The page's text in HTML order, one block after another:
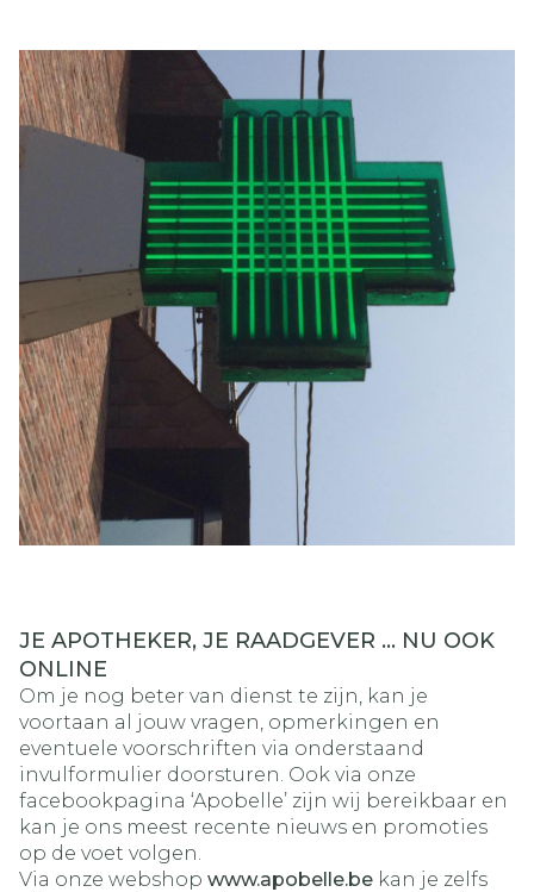
JE APOTHEKER, JE RAADGEVER … NU OOK
ONLINE
Om je nog beter van dienst te zijn, kan je
voortaan al jouw vragen, opmerkingen en
eventuele voorschriften via onderstaand
invulformulier doorsturen. Ook via onze
facebookpagina ‘Apobelle’ zijn wij bereikbaar en
kan je ons meest recente nieuws en promoties
op de voet volgen.
Via onze webshop www.apobelle.be kan je zelfs